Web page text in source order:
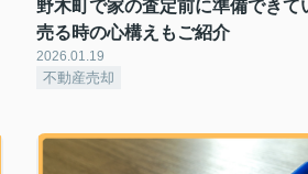
野木町で家の査定前に準備できて
売る時の心構えもご紹介
2026.01.19
不動産売却